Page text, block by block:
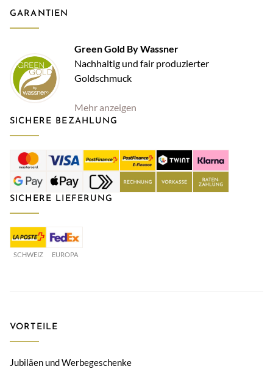
GARANTIEN
Green Gold By Wassner
Nachhaltig und fair produzierter
Goldschmuck
Mehr anzeigen
SICHERE BEZAHLUNG
SICHERE LIEFERUNG
SCHWEIZ EUROPA
VORTEILE
Jubiläen und Werbegeschenke